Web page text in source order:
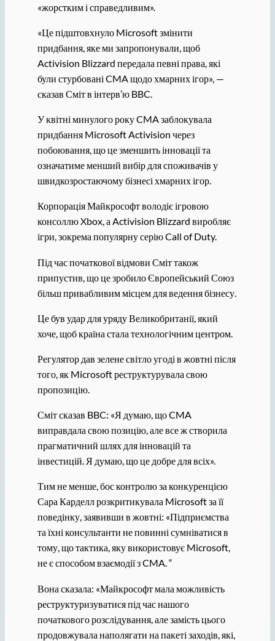
«жорстким і справедливим».
«Це підштовхнуло Microsoft змінити
придбання, яке ми запропонували, щоб
Activision Blizzard передала певні права, які
були стурбовані CMA щодо хмарних ігор», —
сказав Сміт в інтерв’ю BBC.
У квітні минулого року CMA заблокувала
придбання Microsoft Activision через
побоювання, що це зменшить інновації та
означатиме менший вибір для споживачів у
швидкозростаючому бізнесі хмарних ігор.
Корпорація Майкрософт володіє ігровою
консоллю Xbox, а Activision Blizzard виробляє
ігри, зокрема популярну серію Call of Duty.
Під час початкової відмови Сміт також
припустив, що це зробило Європейський Союз
більш привабливим місцем для ведення бізнесу.
Це був удар для уряду Великобританії, який
хоче, щоб країна стала технологічним центром.
Регулятор дав зелене світло угоді в жовтні після
того, як Microsoft реструктурувала свою
пропозицію.
Сміт сказав BBC: «Я думаю, що CMA
виправдала свою позицію, але все ж створила
прагматичний шлях для інновацій та
інвестицій. Я думаю, що це добре для всіх».
Тим не менше, бос контролю за конкуренцією
Сара Карделл розкритикувала Microsoft за її
поведінку, заявивши в жовтні: «Підприємства
та їхні консультанти не повинні сумніватися в
тому, що тактика, яку використовує Microsoft,
не є способом взаємодії з CMA. “
Вона сказала: «Майкрософт мала можливість
реструктуризуватися під час нашого
початкового розслідування, але замість цього
продовжувала наполягати на пакеті заходів, які,